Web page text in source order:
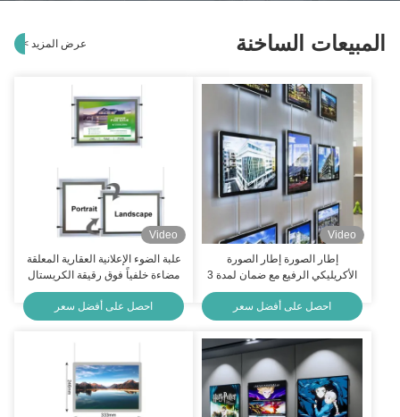
المبيعات الساخنة عرض المزيد >
Video
إطار الصورة إطار الصورة
الأكريليكي الرفيع مع ضمان لمدة 3
سنوات صندوق إضاءة إعلاني
احصل على أفضل سعر
Video
علبة الضوء الإعلانية العقارية المعلقة
مضاءة خلفياً فوق رقيقة الكريستال
علبة الضوء 5.76 واط
احصل على أفضل سعر